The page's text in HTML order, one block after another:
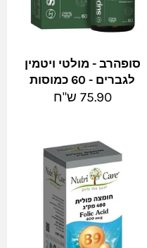
סופהרב - מולטי ויטמין
לגברים - 60 כמוסות
מחיר
75.90 ש"ח